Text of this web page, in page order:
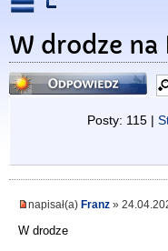
W drodze
Odpowiedz
Posty: 115 |
napisał(a) Franz »
W drodze